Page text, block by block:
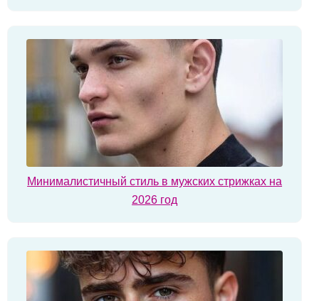
Минималистичный стиль в мужских стрижках на
2026 год